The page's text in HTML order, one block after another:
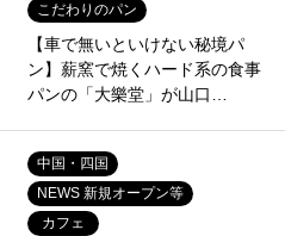
こだわりのパン
【車で無いといけない秘境パ
ン】薪窯で焼くハード系の食事
パンの「大樂堂」が山口…
中国・四国
NEWS 新規オープン等
カフェ